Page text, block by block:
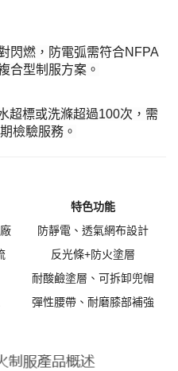
閃燃，防電弧需符合NFPA
合型制服方案。
超標或洗滌超過100次，需
檢驗服務。
特色功能
防靜電、透氣網布設計
反光條+防火塗層
耐酸鹼塗層、可拆卸兜帽
彈性腰帶、耐磨膝部補強